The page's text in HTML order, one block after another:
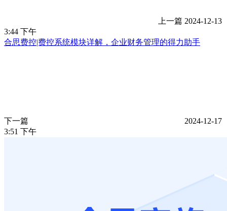
上一篇 2024-12-13
3:44 下午
合思费控|费控系统模块详解，企业财务管理的得力助手
下一篇
2024-12-17
3:51 下午